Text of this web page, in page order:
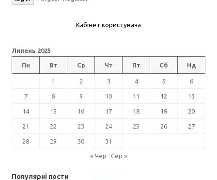
Кабінет користувача
Липень 2025
Пн Вт Ср Чт Пт Сб Нд
1 2 3 4 5 6
7 8 9 10 11 12 13
14 15 16 17 18 19 20
21 22 23 24 25 26 27
28 29 30 31
« Чер Сер »
Популярні пости